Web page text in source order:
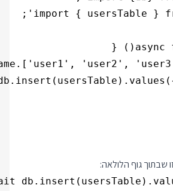
שבתוך גוף הלולאה: